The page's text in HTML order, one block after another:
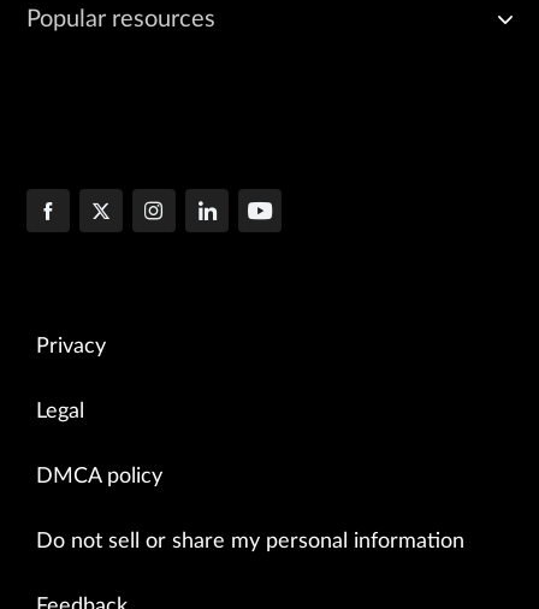
Popular resources
Privacy
Legal
DMCA policy
Do not sell or share my personal information